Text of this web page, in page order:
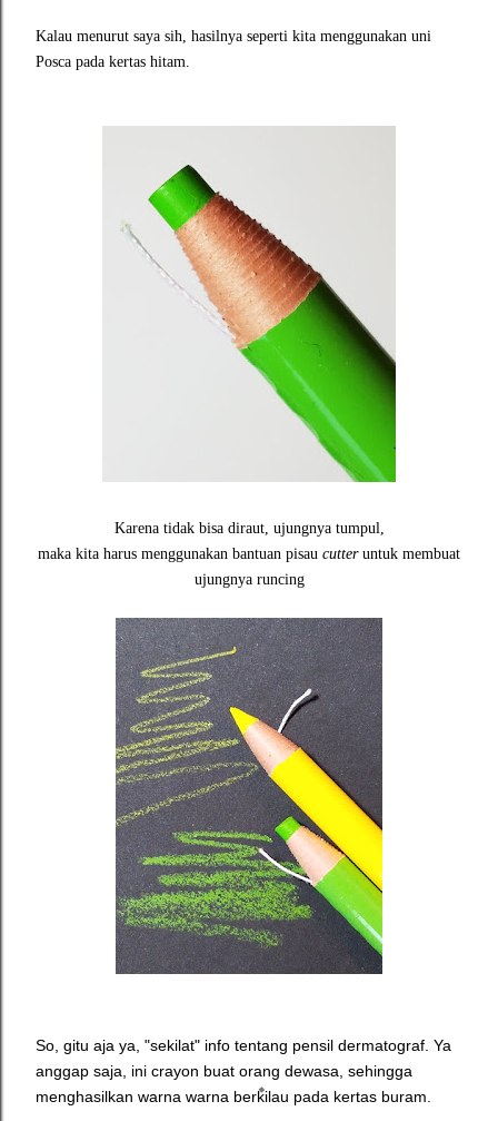
Kalau menurut saya sih, hasilnya seperti kita menggunakan uni
Posca pada kertas hitam.
Karena tidak bisa diraut, ujungnya tumpul,
maka kita harus menggunakan bantuan pisau cutteruntuk membuat
ujungnya runcing
So, gitu aja ya, "sekilat" info tentang pensil dermatograf. Ya
anggap saja, ini crayon buat orang dewasa, sehingga
menghasilkan warna warna berkilau pada kertas buram.